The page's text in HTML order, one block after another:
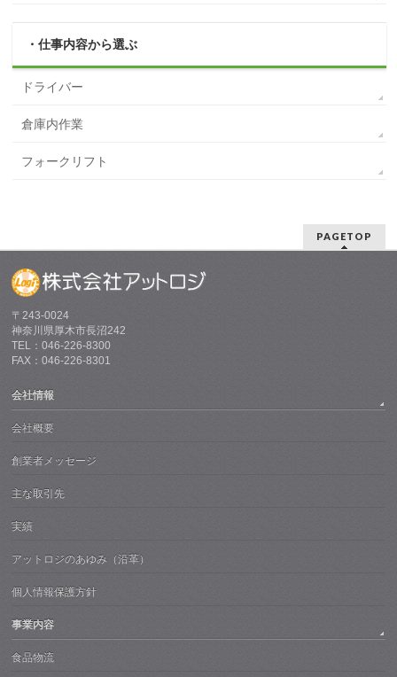
・仕事内容から選ぶ
ドライバー
倉庫内作業
フォークリフト
PAGETOP
〒243-0024
神奈川県厚木市長沼242
TEL：046-226-8300
FAX：046-226-8301
会社情報
会社概要
創業者メッセージ
主な取引先
実績
アットロジのあゆみ（沿革）
個人情報保護方針
事業内容
食品物流